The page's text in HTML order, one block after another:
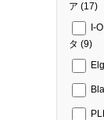
ア (17)
I-
タ (9)